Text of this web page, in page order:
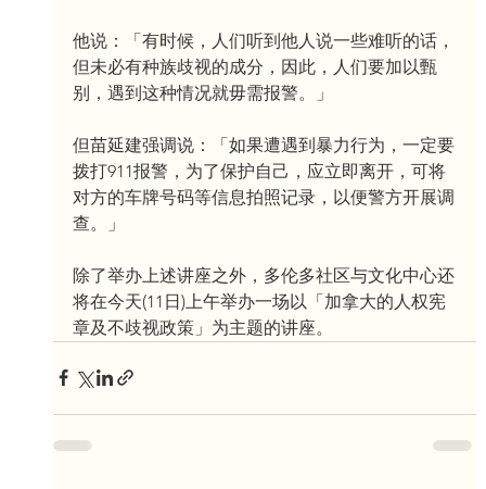
他说：「有时候，人们听到他人说一些难听的话，
但未必有种族歧视的成分，因此，人们要加以甄
别，遇到这种情况就毋需报警。」
但苗延建强调说：「如果遭遇到暴力行为，一定要
拨打911报警，为了保护自己，应立即离开，可将
对方的车牌号码等信息拍照记录，以便警方开展调
查。」
除了举办上述讲座之外，多伦多社区与文化中心还
将在今天(11日)上午举办一场以「加拿大的人权宪
章及不歧视政策」为主题的讲座。